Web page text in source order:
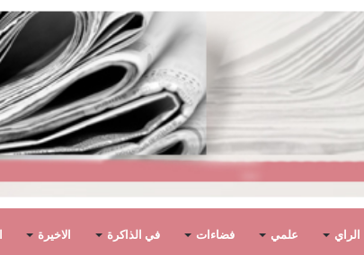
الراي علمي فضاءات في الذاكرة الاخيرة